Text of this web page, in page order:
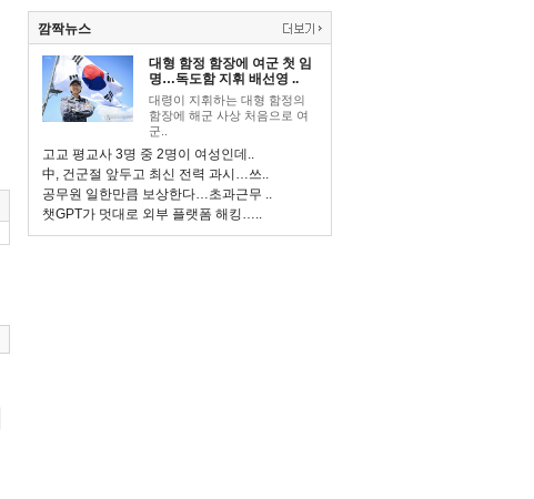
깜짝뉴스
대형 함정 함장에 여군 첫 임
명…독도함 지휘 배선영 ..
대령이 지휘하는 대형 함정의
함장에 해군 사상 처음으로 여
군..
고교 평교사 3명 중 2명이 여성인데..
中, 건군절 앞두고 최신 전력 과시…쓰..
공무원 일한만큼 보상한다…초과근무 ..
챗GPT가 멋대로 외부 플랫폼 해킹…..